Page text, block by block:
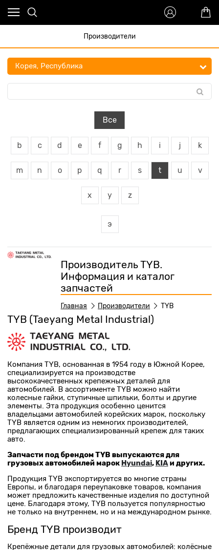
Производители
Все
b c d e f g h i j k
m n o p q r s t u v
x y z
э
Производитель TYB.
Информация и каталог
запчастей
Главная Производители TYB
TYB (Taeyang Metal Industrial)
Компания TYB, основанная в 1954 году в Южной Корее,
специализируется на производстве
высококачественных крепежных деталей для
автомобилей. В ассортименте TYB можно найти
колесные гайки, ступичные шпильки, болты и другие
элементы. Эта продукция особенно ценится
владельцами автомобилей корейских марок, поскольку
TYB является одним из немногих производителей,
предлагающих специализированный крепеж для таких
авто.
Запчасти под брендом TYB выпускаются для
грузовых автомобилей марок Hyundai, KIAи других.
Продукция TYB экспортируется во многие страны
Европы, и благодаря переупаковке товаров, компания
может предложить качественные изделия по доступной
цене. Благодаря этому, TYB пользуется популярностью
не только на внутреннем, но и на международном рынке.
Бренд TYB производит
Крепёжные детали для грузовых автомобилей: колёсные